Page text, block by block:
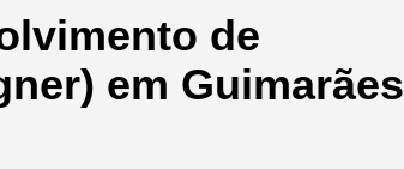
de
em Guimarães